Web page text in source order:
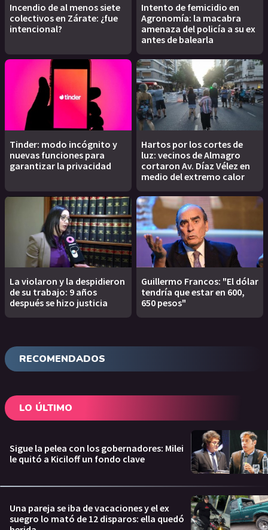
Incendio de al menos siete
colectivos en Zárate: ¿fue
intencional?
Intento de femicidio en
Agronomía: la macabra
amenaza del policía a su ex
antes de balearla
Tinder: modo incógnito y
nuevas funciones para
garantizar la privacidad
Hartos por los cortes de
luz: vecinos de Almagro
cortaron Av. Díaz Vélez en
medio del extremo calor
La violaron y la despidieron
de su trabajo: 9 años
después se hizo justicia
Guillermo Francos: "El dólar
tendría que estar en 600,
650 pesos"
RECOMENDADOS
LO ÚLTIMO
Sigue la pelea con los gobernadores: Milei
le quitó a Kiciloff un fondo clave
Una pareja se iba de vacaciones y el ex
suegro lo mató de 12 disparos: ella quedó